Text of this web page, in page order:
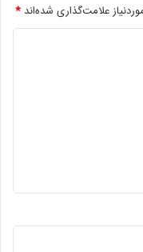
علامت‌گذاری شده‌اند *